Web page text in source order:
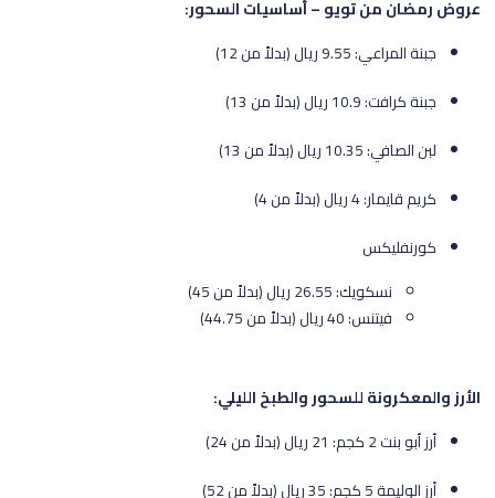
عروض رمضان من تويو – أساسيات السحور:
جبنة المراعي: 9.55 ريال (بدلاً من 12)
جبنة كرافت: 10.9 ريال (بدلاً من 13)
لبن الصافي: 10.35 ريال (بدلاً من 13)
كريم قايمار: 4 ريال (بدلاً من 4)
كورنفليكس
نسكويك: 26.55 ريال (بدلاً من 45)
فيتنس: 40 ريال (بدلاً من 44.75)
الأرز والمعكرونة للسحور والطبخ الليلي:
أرز أبو بنت 2 كجم: 21 ريال (بدلاً من 24)
أرز الوليمة 5 كجم: 35 ريال (بدلاً من 52)